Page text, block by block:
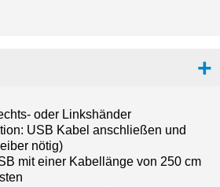
oder Linkshänder
USB Kabel anschließen und
nötig)
mit einer Kabellänge von 250 cm